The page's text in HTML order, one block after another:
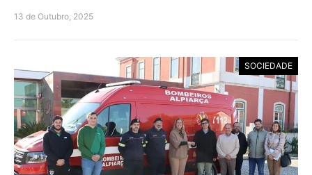
13 de Outubro, 2025
SOCIEDADE